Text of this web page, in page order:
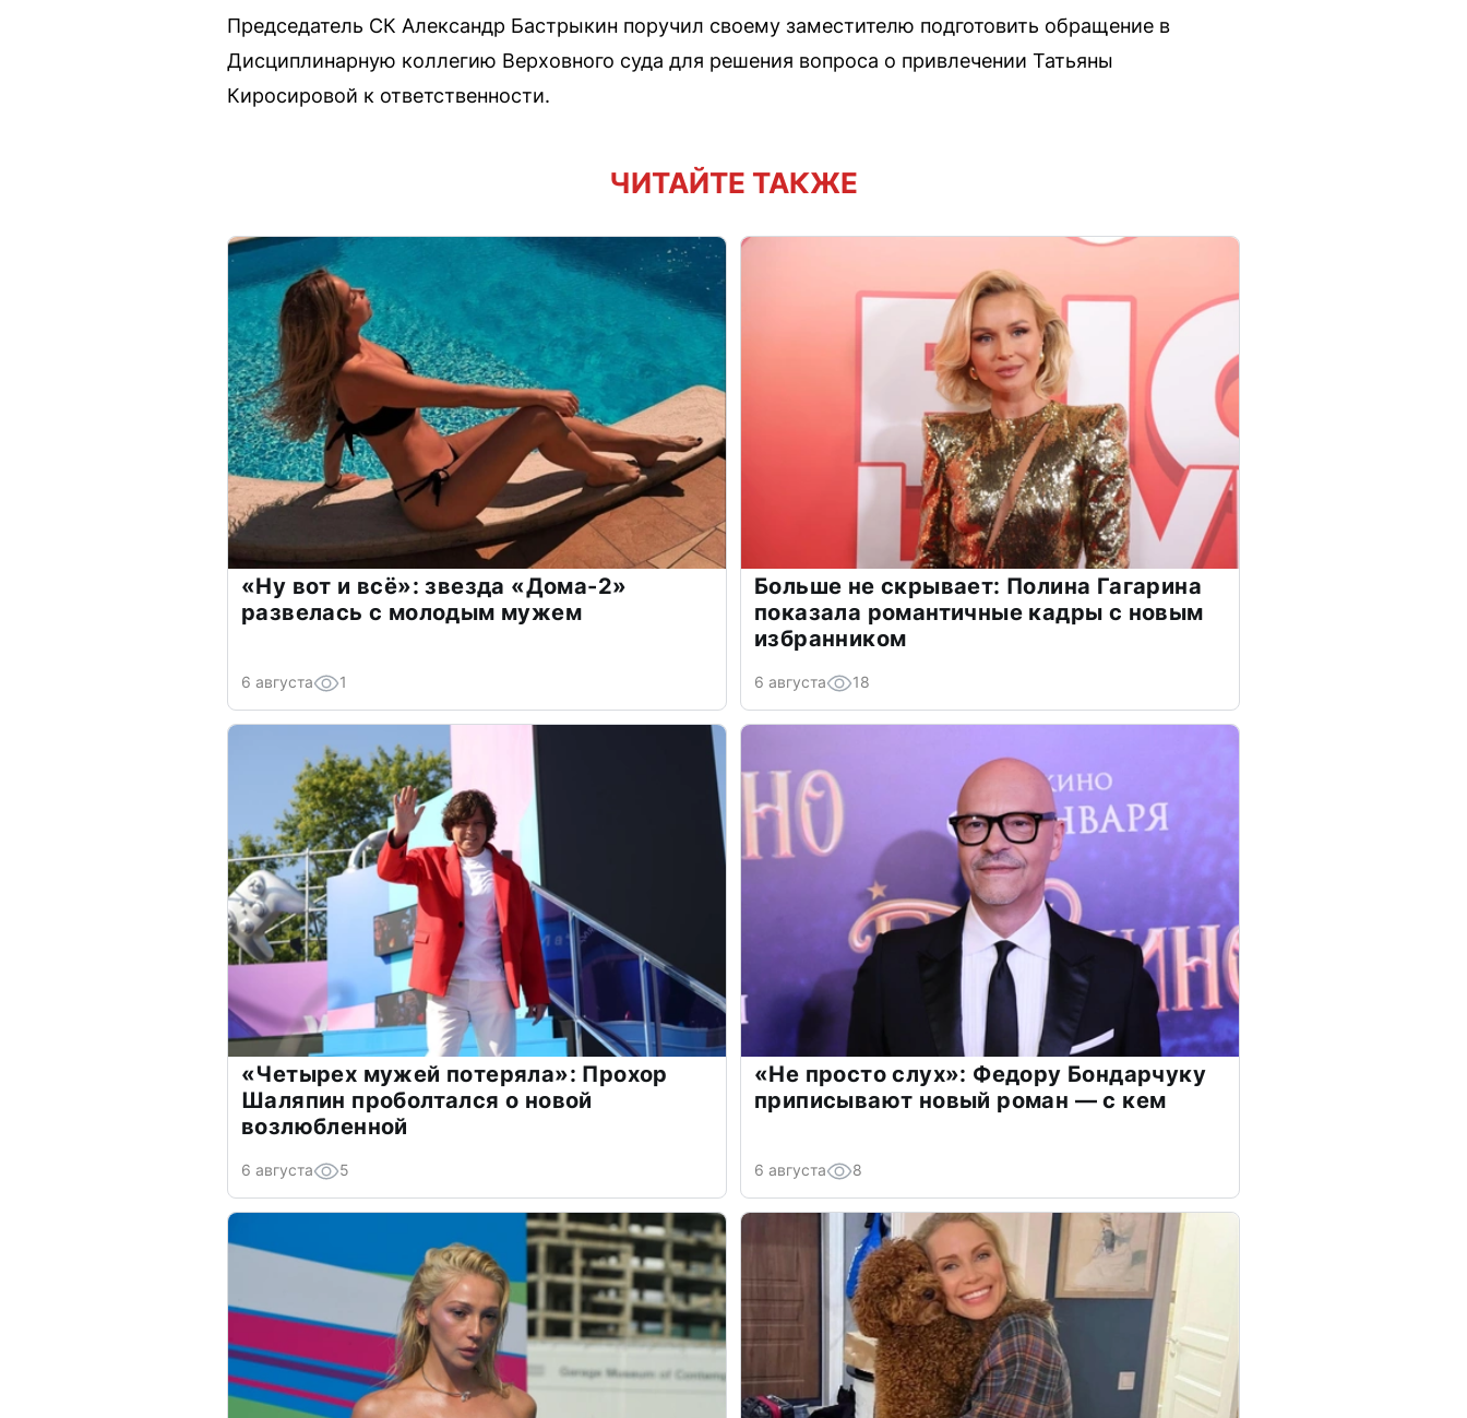
Председатель СК Александр Бастрыкин поручил своему заместителю подготовить обращение в
Дисциплинарную коллегию Верховного суда для решения вопроса о привлечении Татьяны
Киросировой к ответственности.
ЧИТАЙТЕ ТАКЖЕ
«Ну вот и всё»: звезда «Дома-2»
развелась с молодым мужем
6 августа 1
Больше не скрывает: Полина Гагарина
показала романтичные кадры с новым
избранником
6 августа 18
«Четырех мужей потеряла»: Прохор
Шаляпин проболтался о новой
возлюбленной
6 августа 5
«Не просто слух»: Федору Бондарчуку
приписывают новый роман — с кем
6 августа 8